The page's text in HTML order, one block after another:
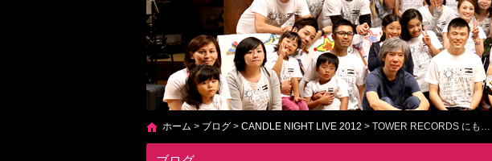
ホーム > ブログ > CANDLE NIGHT LIVE 2012 > TOWER RECORDS にも…